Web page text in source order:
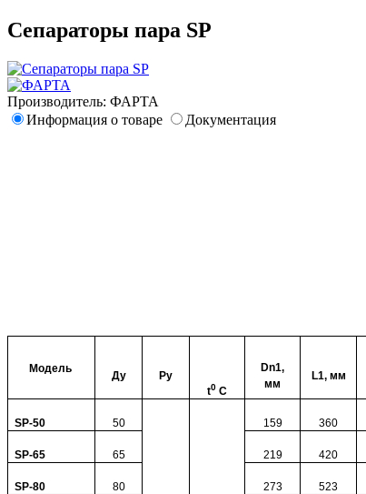
Сепараторы пара SP
Производитель: ФАРТА
Информация о товаре
Документация
Модель
Ду
Ру
t0 C
Dn1,
мм
L1, мм
SP-50 50 159 360
SP-65 65 219 420
SP-80 80 273 523